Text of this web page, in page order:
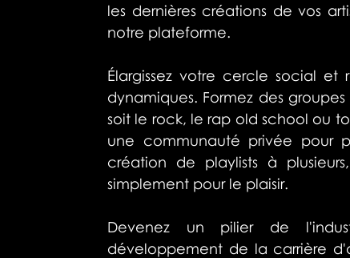
les dernières créations de vos
notre plateforme.
Élargissez votre cercle social
dynamiques. Formez des
soit le rock, le rap old school ou
une communauté privée pour
création de playlists à
simplement pour le plaisir.
Devenez un pilier de
développement de la carrière